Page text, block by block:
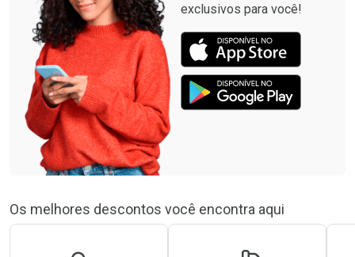
exclusivos para você!
Os melhores descontos você encontra aqui